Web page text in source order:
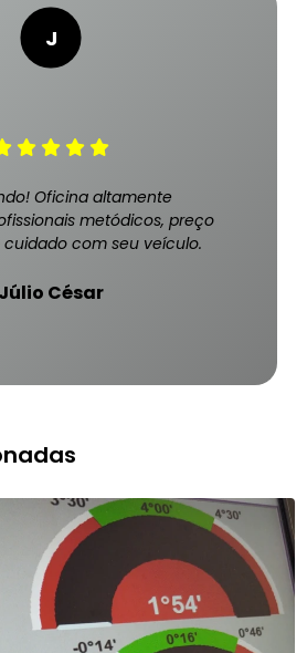
Oficina altamente
metódicos, preço
com seu veículo.
Júlio César